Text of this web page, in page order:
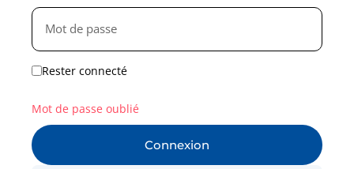
Rester connecté
Connexion
Mot de passe oublié